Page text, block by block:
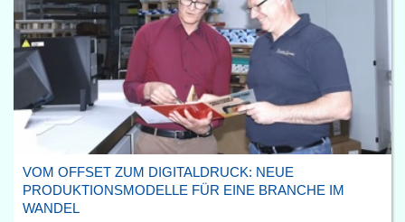
VOM OFFSET ZUM DIGITALDRUCK: NEUE
PRODUKTIONSMODELLE FÜR EINE BRANCHE IM
WANDEL